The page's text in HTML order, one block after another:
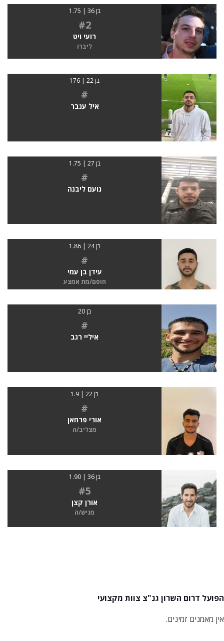
בן 36 | 1.75
#2
רועי ויט
ליברו
בן 22 | 176
#
איל ענבר
בן 27 | 1.75
#
נועם ליבנה
בן 24 | 1.86
#
עידן בן עמי
חוסם/מת אמצע
בן 20
#
איליי רגב
בן 22 | 1.9
#
אורי פרחאן
מצליב/ה
בן 36 | 1.90
#5
אורן קצן
מגיש/ה
הפועל דרום השרון גנ"צ צוות מקצועי
אין מאמנים זמינים.